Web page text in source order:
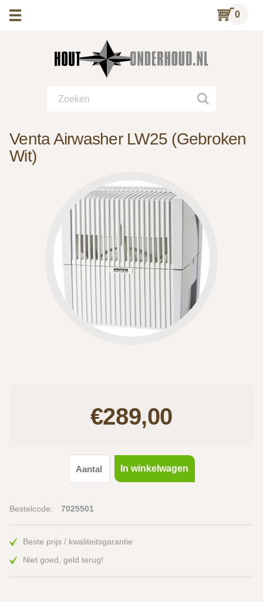
Venta Airwasher LW25 (Gebroken
Wit)
€289,00
In winkelwagen
Bestelcode: 7025501
Beste prijs / kwaliteitsgarantie
Niet goed, geld terug!
0